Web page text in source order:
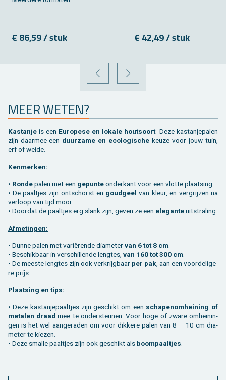
€ 86,59 / stuk € 42,49 / stuk
VORIGE VOLGENDE
MEER WETEN?
Kas­tan­je is een Eu­ro­pe­se en lo­ka­le hout­soort. Deze kas­tan­je­pa­len
zijn daar­mee een duur­za­me en eco­lo­gi­sche keuze voor jouw tuin,
erf of weide.
Ken­mer­ken:
• Rondepalen met een ge­pun­teon­der­kant voor een vlot­te plaat­sing.
• De paal­tjes zijn ont­schorst en goud­geel van kleur, en ver­grij­zen na
ver­loop van tijd mooi.
• Door­dat de paal­tjes erg slank zijn, geven ze een ele­gan­teuit­stra­ling.
Af­me­tin­gen:
• Dunne palen met variërende dia­me­tervan 6 tot 8 cm
• Be­schik­baar in ver­schil­len­de leng­tes, van 160 tot 300 cm
• De mees­te leng­tes zijn ook ver­krijg­baar per pak , aan een voor­de­li­ge­
re prijs.
Plaat­sing en tips:
• Deze kas­tan­je­paal­tjes zijn ge­schikt om een scha­pe­nom­hei­ning of
me­ta­len draad mee te on­der­steu­nen. Voor hoge of zware om­hei­nin­
gen is het wel aan­ge­ra­den om voor dik­ke­re palen van 8 – 10 cm dia­
me­ter te kie­zen.
• Deze smal­le paal­tjes zijn ook ge­schikt als boom­paal­tjes